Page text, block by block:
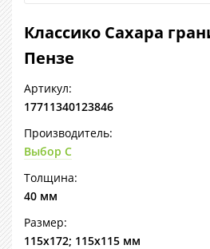
Классико Сахара
Пензе
Артикул:
17711340123846
Производитель:
Выбор С
Толщина:
40 мм
Размер:
115х172; 115х115 мм